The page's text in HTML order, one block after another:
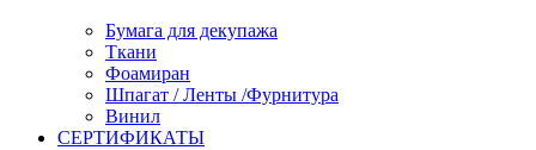
Бумага для декупажа
Ткани
Фоамиран
Шпагат / Ленты /Фурнитура
Винил
СЕРТИФИКАТЫ